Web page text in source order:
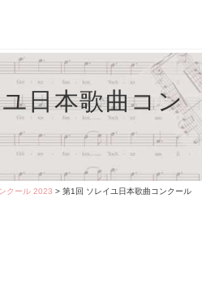
日本歌曲コン
クール 2023 > 第1回 ソレイユ日本歌曲コンクール